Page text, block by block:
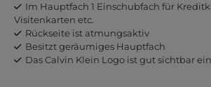
Im Hauptfach 1 Einschubfach für
Visitenkarten etc.
Rückseite ist atmungsaktiv
Besitzt geräumiges Hauptfach
Das Calvin Klein Logo ist gut sichtbar